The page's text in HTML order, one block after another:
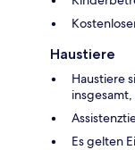
Haustiere
Haustiere
Es gelten